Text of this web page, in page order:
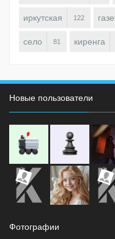
иркутская 122
село 81 киренга
Новые пользователи
Фотографии